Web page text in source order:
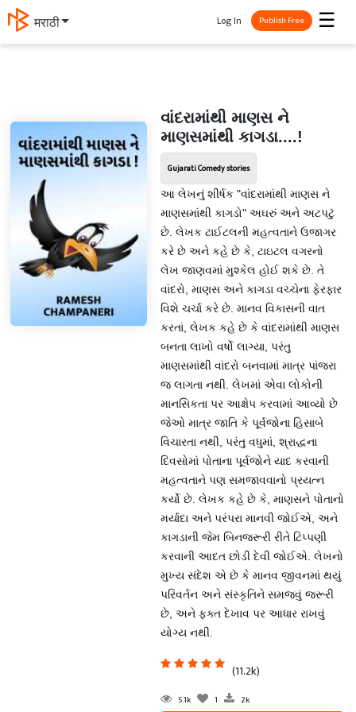
मराठी ☰
Log In Publish Free
વાંદરામાંથી માણસ ને
માણસમાંથી કાગડા....!
Gujarati Comedy stories
આ લેખનું શીર્ષક "વાંદરામાંથી માણસ ને
માણસમાંથી કાગડો" અઘરું અને અટપટું
છે. લેખક ટાઈટલની મહત્વતાને ઉજાગર
કરે છે અને કહે છે કે, ટાઇટલ વગરનો
લેખ જાણવમાં મુશ્કેલ હોઈ શકે છે. તે
વાંદરો, માણસ અને કાગડા વચ્ચેના ફેરફાર
વિશે ચર્ચા કરે છે. માનવ વિકાસની વાત
કરતાં, લેખક કહે છે કે વાંદરામાંથી માણસ
બનતા લાખો વર્ષો લાગ્યા, પરંતુ
માણસમાંથી વાંદરો બનવામાં માત્ર પાંજરા
જ લાગતા નથી. લેખમાં એવા લોકોની
માનસિકતા પર આક્ષેપ કરવામાં આવ્યો છે
જેઓ માત્ર જાતિ કે પૂર્વજોના હિસાબે
વિચારતા નથી, પરંતુ વધુમાં, શ્રાદ્ધના
દિવસોમાં પોતાના પૂર્વજોને યાદ કરવાની
મહત્વતાને પણ સમજાવવાનો પ્રયત્ન
કર્યો છે. લેખક કહે છે કે, માણસને પોતાનો
મર્યાદા અને પરંપરા માનવી જોઈએ, અને
કાગડાની જેમ બિનજરૂરી રીતે ટિપ્પણી
કરવાની આદત છોડી દેવી જોઈએ. લેખનો
મુખ્ય સંદેશ એ છે કે માનવ જીવનમાં થયું
પરિવર્તન અને સંસ્કૃતિને સમજવું જરૂરી
છે, અને ફક્ત દેખાવ પર આધાર રાખવું
યોગ્ય નથી.
(11.2k)
5.1k 1 2k